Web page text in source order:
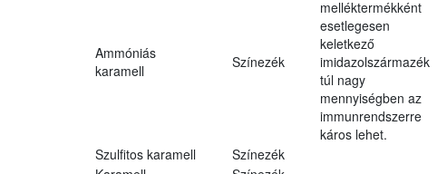
Ammóniás
karamell
Színezék
melléktermékként
esetlegesen
keletkező
imidazolszármazék
túl nagy
mennyiségben az
immunrendszerre
káros lehet.
Szulfitos karamell
Színezék